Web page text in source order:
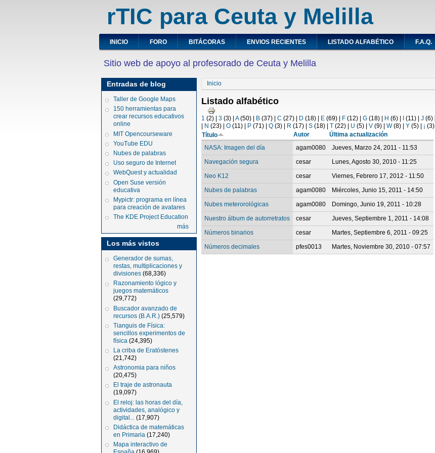
rTIC para Ceuta y Melilla
INICIO FORO BITÁCORAS ENVIOS RECIENTES LISTADO ALFABÉTICO F.A.Q.
Sitio web de apoyo al profesorado de Ceuta y Melilla
Entradas de blog
Taller de Google Maps
150 herramientas para
crear recursos educativos
online
MIT Opencourseware
YouTube EDU
Nubes de palabras
Uso seguro de Internet
WebQuest y actualidad
Open Suse versión
educativa
Mypictr: programa en línea
para creación de avatares
The KDE Project Education
más
Los más vistos
Generador de sumas,
restas, multiplicaciones y
divisiones (68,336)
Razonamiento lógico y
juegos matemáticos
(29,772)
Buscador avanzado de
recursos (B.A.R.) (25,579)
Tianguis de Física:
sencillos experimentos de
física (24,395)
La criba de Eratóstenes
(21,742)
Astronomia para niños
(20,475)
El traje de astronauta
(19,097)
El reloj: las horas del día,
actividades, analógico y
digital...
(17,907)
Didáctica de matemáticas
en Primaria (17,240)
Mapa interactivo de
Inicio
Listado alfabético
1 (2) |3 (3) |A(50) B (37) |C (27) D (18) E (69) F (12) |G (18) H (6) (11) |J (6)
N (23) |O (11) P (71) |Q (3) R (17) |S (18) |T (22) U (5) |V (9) |W(8) |Y (5) ¡ (3)
Título
Autor
Última actualización
NASA: Imagen del día
agam0080
Jueves, Marzo 24, 2011 - 11:53
Navegación segura
cesar
Lunes, Agosto 30, 2010 - 11:25
Neo K12
cesar
Viernes, Febrero 17, 2012 - 11:50
Nubes de palabras
agam0080
Miércoles, Junio 15, 2011 - 14:50
Nubes meterorológicas
agam0080
Domingo, Junio 19, 2011 - 10:28
Nuestro álbum de autorretratos
cesar
Jueves, Septiembre 1, 2011 - 14:08
Números binarios
cesar
Martes, Septiembre 6, 2011 - 09:25
Números decimales
pfes0013 Martes, Noviembre 30, 2010 - 07:57